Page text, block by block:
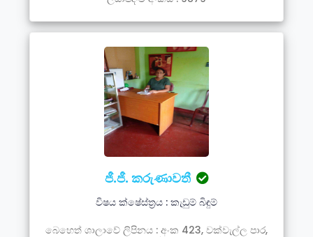
ජී.ජී. කරුණාවතී
විෂය ක්ෂේස්ත්‍රය : කැඩුම් බිඳුම්
බෙහෙත් ශාලාවේ ලිපිනය : අංක 423, වක්වැල්ල පාර,